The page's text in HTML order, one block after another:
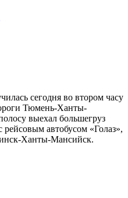
сегодня во втором часу
Тюмень-Ханты-
выехал большегруз
рейсовым автобусом «Голаз»,
Ханты-Мансийск.